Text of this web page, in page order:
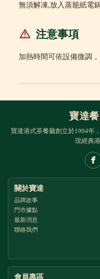
無須解凍,放入蒸籠紙電
注意事項
加熱時間可依設備微調
寶達
寶達港式茶餐廳創立於1994年
現經典
關於寶達
品牌故事
門市據點
最新消息
聯絡我們
會員專區